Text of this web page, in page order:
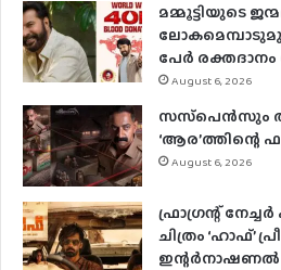
മമ്മൂട്ടിയുടെ
പേര്‍
August 6, 2026
സസ്‌പെന്‍സും
‘ആര’ത്തിന്റെ
August 6, 2026
ഫ്രാഗ്രന്റ്
ചിത്രം ‘ഹാഫ്’
ഇന്റര്‍നാഷണല്‍